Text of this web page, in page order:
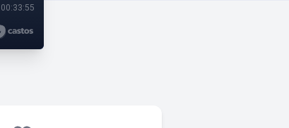
00:33:55